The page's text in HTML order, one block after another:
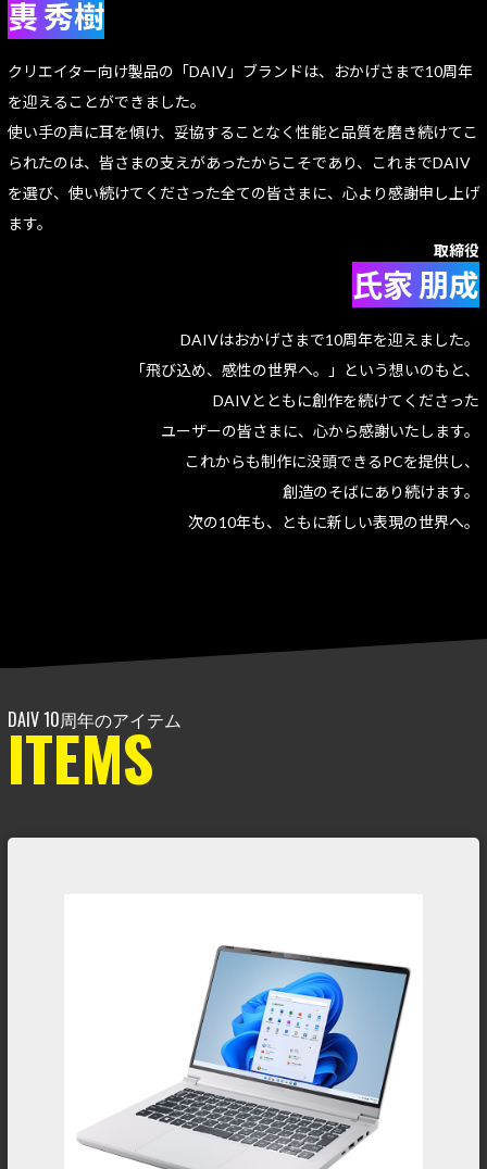
軣 秀樹
クリエイター向け製品の「DAIV」ブランドは、おかげさまで10周年
を迎えることができました。
使い手の声に耳を傾け、妥協することなく性能と品質を磨き続けてこ
られたのは、皆さまの支えがあったからこそであり、
これまでDAIV
を選び、使い続けてくださった全ての皆さまに、心より感謝申し上げ
ます。
取締役
氏家 朋成
DAIVはおかげさまで10周年を迎えました。
「飛び込め、感性の世界へ。」という想いのもと、
DAIVとともに創作を続けてくださった
ユーザーの皆さまに、心から感謝いたします。
これからも制作に没頭できるPCを提供し、
創造のそばにあり続けます。
次の10年も、ともに新しい表現の世界へ。
ITEMS